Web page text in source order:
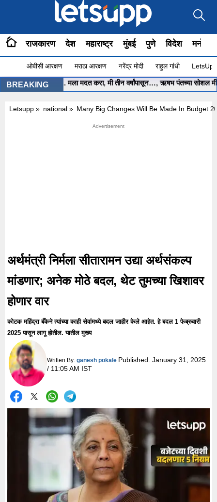
राजकारण देश महाराष्ट्र मुंबई पुणे विदेश
ओबीसी आरक्षण मराठा आरक्षण नरेंद्र मोदी राहुल गांधी
BREAKING
मुख्यमंत्री साहेब.. मला मदत करा, मी तीन वर्षांपासून…, ऋषभ पंतच्या सोशल
Letsupp » national » Many Big Changes Will Be Made In Budget
अर्थमंत्री निर्मला सीतारामन उद्या अर्थसंकल्प
मांडणार; अनेक मोठे बदल, थेट तुमच्या खिशावर
होणार वार
कोटक महिंद्रा बँकेने त्यांच्या काही सेवांमध्ये बदल जाहीर केले आहेत. हे बदल 1 फेब्रुवारी
2025 पासून लागू होतील. यातील मुख्य
Written By:ganesh pokale Published:January 31, 2025
/ 11:05 AM IST